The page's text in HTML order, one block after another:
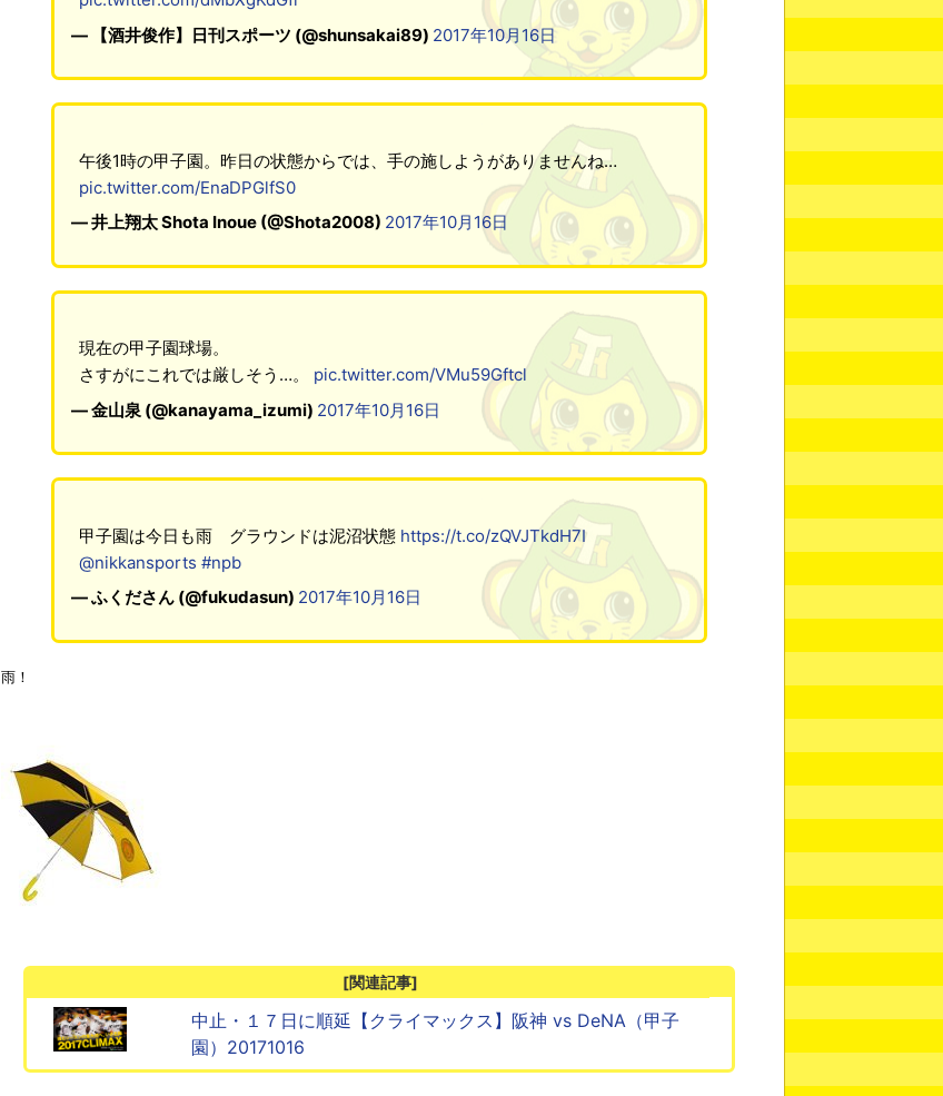
— 【酒井俊作】日刊スポーツ (@shunsakai89) 2017年10月16日
午後1時の甲子園。昨日の状態からでは、手の施しようがありませんね…
pic.twitter.com/EnaDPGlfS0
— 井上翔太 Shota Inoue (@Shota2008) 2017年10月16日
現在の甲子園球場。
さすがにこれでは厳しそう…。 pic.twitter.com/VMu59Gftcl
— 金山泉 (@kanayama_izumi) 2017年10月16日
甲子園は今日も雨 グラウンドは泥沼状態 https://t.co/zQVJTkdH7I
@nikkansports #npb
— ふくださん (@fukudasun) 2017年10月16日
雨！
[関連記事]
中止・１７日に順延【クライマックス】阪神 vs DeNA（甲子
園）20171016